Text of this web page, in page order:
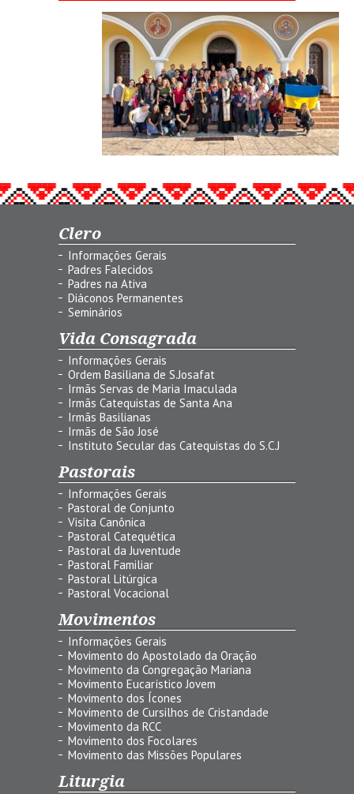
Clero
Informações Gerais
Padres Falecidos
Padres na Ativa
Diáconos Permanentes
Seminários
Vida Consagrada
Informações Gerais
Ordem Basiliana de S.Josafat
Irmãs Servas de Maria Imaculada
Irmãs Catequistas de Santa Ana
Irmãs Basilianas
Irmãs de São José
Instituto Secular das Catequistas do S.C.J
Pastorais
Informações Gerais
Pastoral de Conjunto
Visita Canônica
Pastoral Catequética
Pastoral da Juventude
Pastoral Familiar
Pastoral Litúrgica
Pastoral Vocacional
Movimentos
Informações Gerais
Movimento do Apostolado da Oração
Movimento da Congregação Mariana
Movimento Eucarístico Jovem
Movimento dos Ícones
Movimento de Cursilhos de Cristandade
Movimento da RCC
Movimento dos Focolares
Movimento das Missões Populares
Liturgia